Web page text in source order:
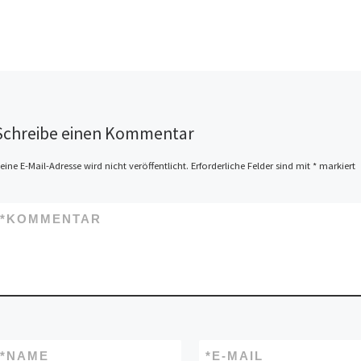
Daher werden wir am […]
einen Kommentar
E-Mail-Adresse wird nicht veröffentlicht. Erforderliche Felder sind mit *markiert
KOMMENTAR
*
NAME
* E-MAIL
*